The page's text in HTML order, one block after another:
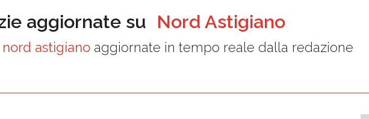
aggiornate su Nord Astigiano
nord astigiano aggiornate in tempo reale dalla redazione